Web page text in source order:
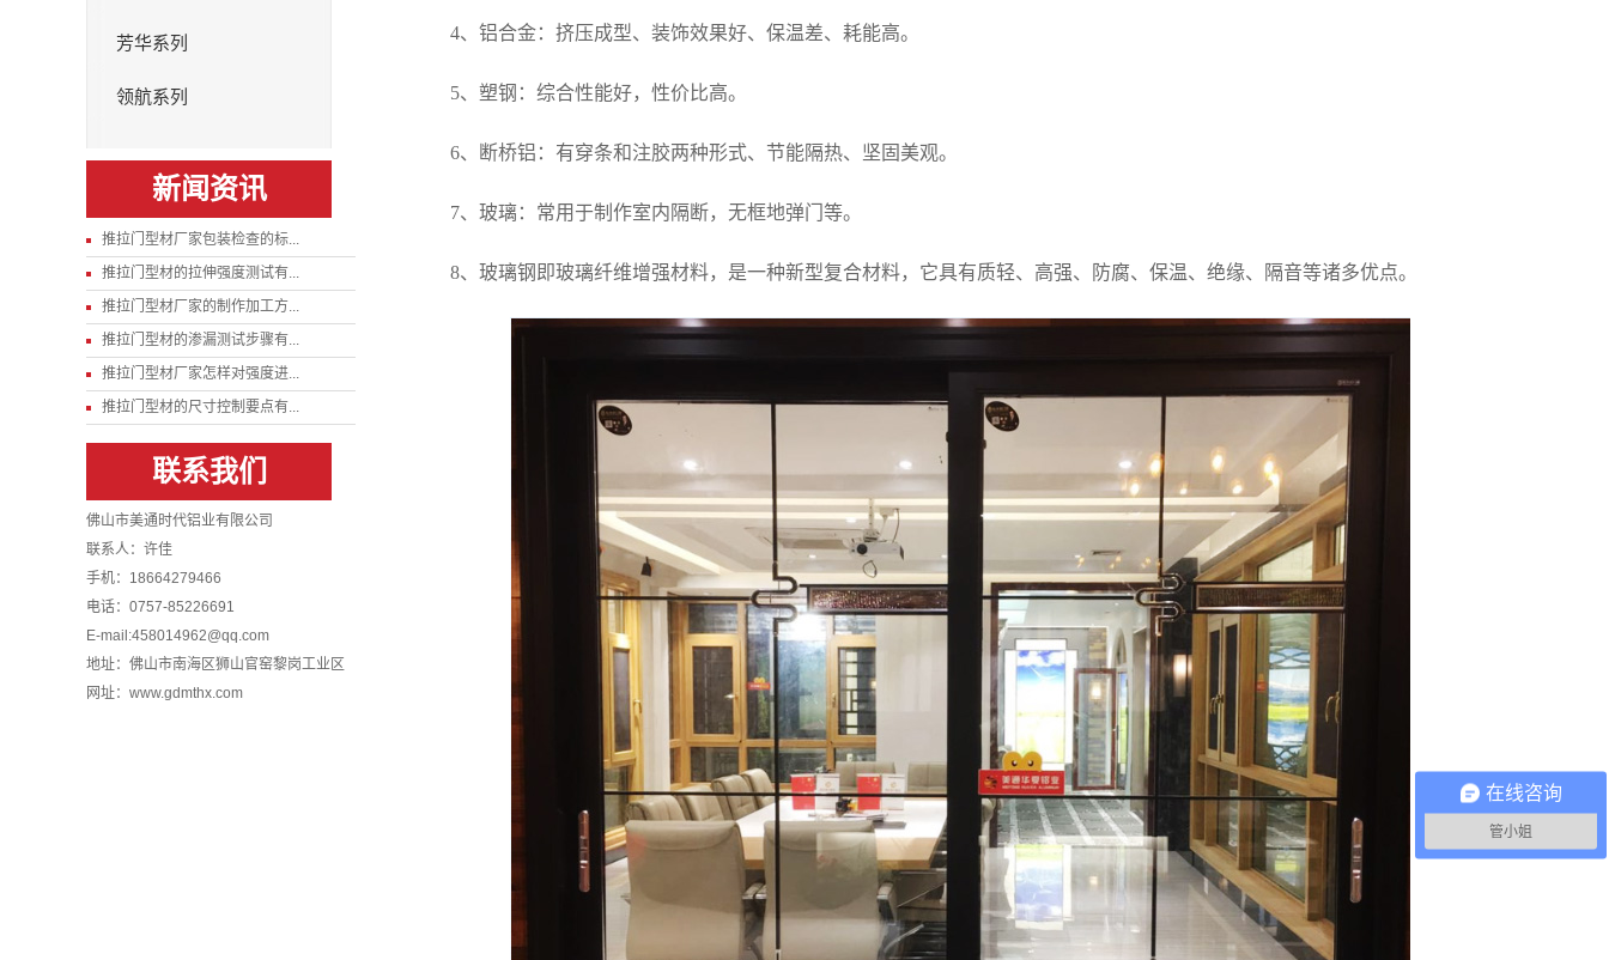
芳华系列
领航系列
新闻资讯
推拉门型材厂家包装检查的标...
推拉门型材的拉伸强度测试有...
推拉门型材厂家的制作加工方...
推拉门型材的渗漏测试步骤有...
推拉门型材厂家怎样对强度进...
推拉门型材的尺寸控制要点有...
联系我们
佛山市美通时代铝业有限公司
联系人：许佳
手机：18664279466
电话：0757-85226691
E-mail:458014962@qq.com
地址：佛山市南海区狮山官窑黎岗工业区
网址：www.gdmthx.com
4、铝合金：挤压成型、装饰效果好、保温差、耗能高。
5、塑钢：综合性能好，性价比高。
6、断桥铝：有穿条和注胶两种形式、节能隔热、坚固美观。
7、玻璃：常用于制作室内隔断，无框地弹门等。
8、玻璃钢即玻璃纤维增强材料，是一种新型复合材料，它具有质轻、高强、防腐、保温、绝缘、隔音等诸多优点。
在线咨询
管小姐